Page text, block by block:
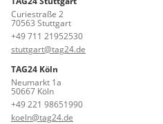
Curiestraße 2
70563 Stuttgart
+49 711 21952530
stuttgart@tag24.de
TAG24 Köln
Neumarkt 1a
50667 Köln
+49 221 98651990
koeln@tag24.de